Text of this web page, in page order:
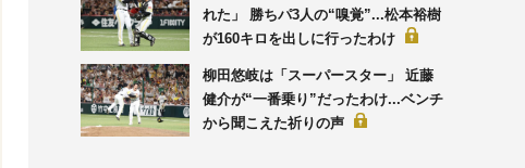
れた」 勝ちパ3人の“嗅覚”...松本裕樹
が160キロを出しに行ったわけ
柳田悠岐は「スーパースター」 近藤
健介が“一番乗り”だったわけ...ベンチ
から聞こえた祈りの声